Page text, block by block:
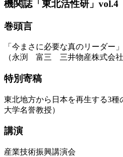
機関誌「東北活性研」vol.4
巻頭言
「今まさに必要な真のリーダー
（永渕 富三 三井物産株式会
特別寄稿
東北地方から日本を再生する3
大学名誉教授）
講演
産業技術振興講演会